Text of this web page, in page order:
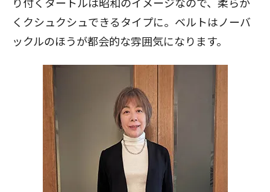
くクシュクシュできるタイプに。ベルトはノーバ
ックルのほうが都会的な雰囲気になります。